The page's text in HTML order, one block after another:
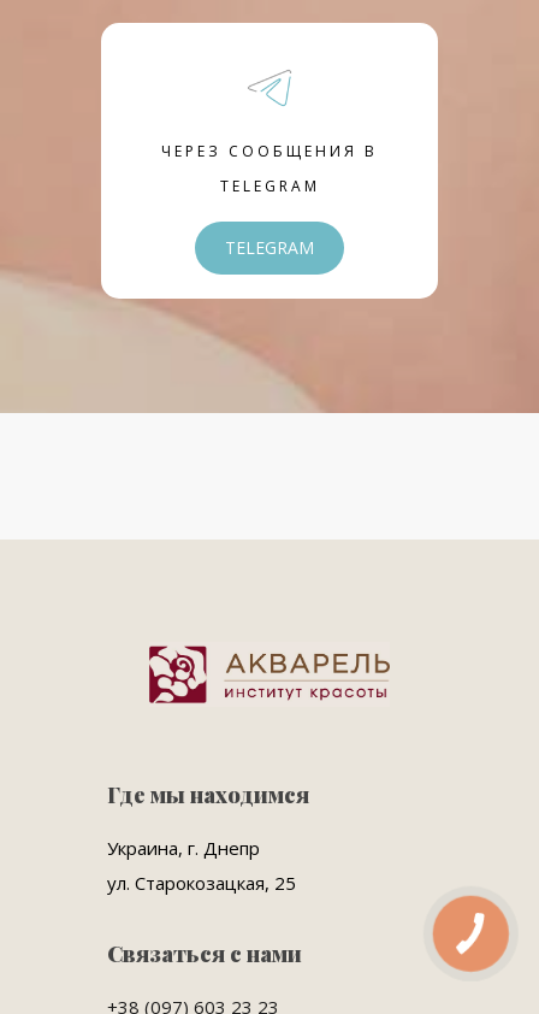
ЧЕРЕЗ СООБЩЕНИЯ В
TELEGRAM
TELEGRAM
Где мы находимся
Украина, г. Днепр
ул. Старокозацкая, 25
Связаться с нами
+38 (097) 603 23 23